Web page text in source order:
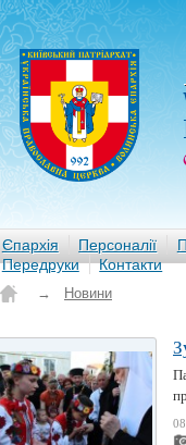
Єпархія Персоналії
Передруки
Контакти
→ Новини